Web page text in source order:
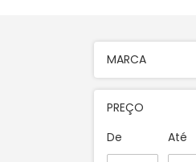
MARCA
PREÇO
De
Até